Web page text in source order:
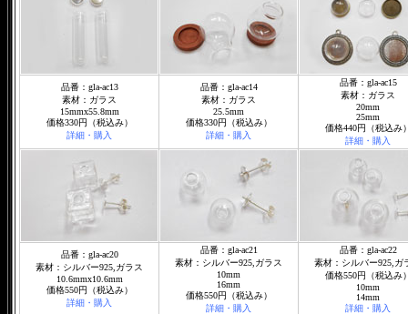
品番：gla-ac13
素材：ガラス
15mmx55.8mm
価格330円（税込み）
詳細・購入
品番：gla-ac14
素材：ガラス
25.5mm
価格330円（税込み）
詳細・購入
品番：gla-ac15
素材：ガラス
20mm
25mm
価格440円（税込み
詳細・購入
品番：gla-ac20
素材：シルバー925,ガラス
10.6mmx10.6mm
価格550円（税込み）
詳細・購入
品番：gla-ac21
素材：シルバー925,ガラス
10mm
16mm
価格550円（税込み）
詳細・購入
品番：gla-ac22
素材：シルバー925,ガ
価格550円（税込み
10mm
14mm
詳細・購入